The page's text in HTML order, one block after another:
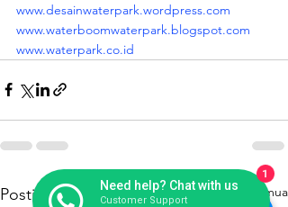
www.desainwaterpark.wordpress.com
www.waterboomwaterpark.blogspot.com
www.waterpark.co.id
Postingan Terakhir Lihat Semua
Need help? Chat with us
Customer Support
1